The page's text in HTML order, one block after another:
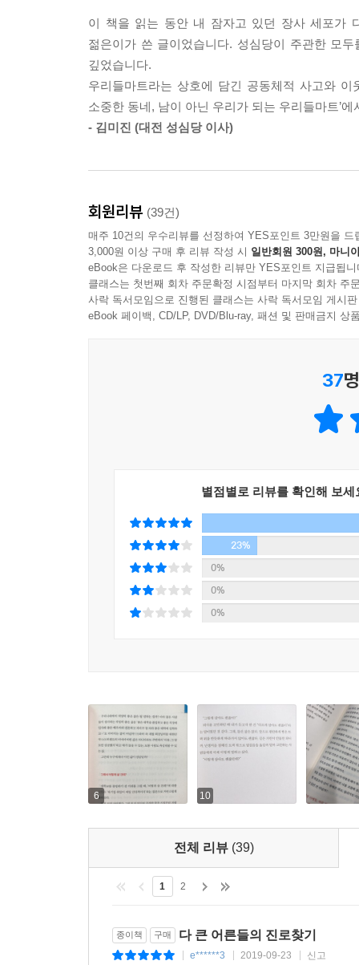
앞에서 본 안 사장의 전략은 박리다매의 전형이라
한다. 규모의 경제는 상품의 생산량이 늘어날수
정적으로 임차료를 내야 하기 때문에 규모의 경제
릇을 판 1월이나 월 3,000그릇을 판 5월이나 한
해보면 차이를 알 수 있다.
--- p.152
몇 명의 진상 손님을 대하고 나서, 장사를 할 땐
사하는 사람은 좋은 제품을 저렴한 가격에 판매
에, 자존심을 판다는 것은 정확히 맞는 말이다. 제
을 것 같았다.
--- p.197
회사에 다닐 때는 주어진 업무만 잘하면 그만이었
결정의 순간마다 ‘이번엔 지뢰가 터지고야 마는
동네 마트 스타트업처럼 운영하기
달라진 시대, 장사도 데이터 분석이 중요하다
마트와 같은 유통소매업은 오랫동안 탄탄한 비즈
바꾸면서 이제 동네 마트들은 줄어드는 손님을 유
꾸준히 올리는 게 가능하다는 것을 확인해 마트를
마트를 시작한 후에는 현장에서 얻은 데이터에
고객들의 평균 구매주기, 신규 고객 수, 이탈
높아지는지 확인하면서 부족한 부분을 채우기 위
다르다’는 인상을 부여했다. 이렇게 데이터에
(MAU)가 매월 평균 24퍼센트씩 가파르게 증가하
이 책에는 ‘회사 때려치우고 사업이나 할까’생각
모범생 남 대리가 사업을 시작했다가 금세 접어야
조 대리, 3500원짜리 짬뽕을 팔아 대박이 난 안
창업 전 아무리 준비를 많이 해도 막상 시작하면
시기를 장사 선배들의 발자취를 따라가면서 견
폭언에 상처 입어도 다시 한번 웃어보이는 노력,
일상을 만들어가는 모습이 생생하게 펼쳐진다.
카카오 브런치 브런치북 프로젝트 6회 대상 수상!
누적 조회수 116만에 빛나는 현실 창업 이야기
이 책은 ‘이렇게 하면 성공한다’는 걸 보여주
고민하고 하나씩 실행해나간 창업 분투기에 가
누적 조회수 116만을 돌파하며 브런치북 프로젝
‘자영업 10곳 중 7곳이 문 닫는다’는 신문 기사를
내 자리를 지키면서 버티는 게 최선일 것이다. 누구
이 책을 읽는 동안 내 잠자고 있던 장사 세포가
젊은이가 쓴 글이었습니다. 성심당이 주관한 모
깊었습니다.
우리들마트라는 상호에 담긴 공동체적 사고와
소중한 동네, 남이 아닌 우리가 되는 우리들마트’
- 김미진 (대전 성심당 이사)
회원리뷰 (39건)
매주 10건의 우수리뷰를 선정하여 YES포인트 3만원을 드
3,000원 이상 구매 후 리뷰 작성 시 일반회원 300원, 마니
eBook은 다운로드 후 작성한 리뷰만 YES포인트 지급됩니
클래스는 첫번째 회차 주문확정 시점부터 마지막 회차 주
사락 독서모임으로 진행된 클래스는 사락 독서모임 게시
eBook 페이백, CD/LP, DVD/Blu-ray, 패션 및 판매금지 상
37
별점별로 리뷰를 확인해 보세
23%
0%
0%
0%
6 10
전체 리뷰 (39)
1 2
종이책 구매 다 큰 어른들의 진로찾기
e******3 2019-09-23 신고